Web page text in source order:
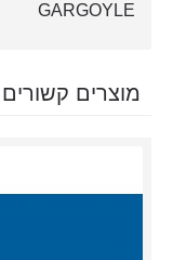
GARGOYLE
מוצרים קשורים